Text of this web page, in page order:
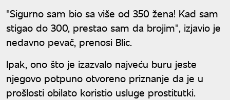
"Sigurno sam bio sa više od 350 žena! Kad sam
stigao do 300, prestao sam da brojim", izjavio je
nedavno pevač, prenosi Blic.
Ipak, ono što je izazvalo najveću buru jeste
njegovo potpuno otvoreno priznanje da je u
prošlosti obilato koristio usluge prostitutki.